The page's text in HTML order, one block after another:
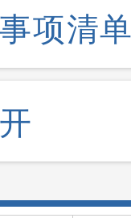
项清